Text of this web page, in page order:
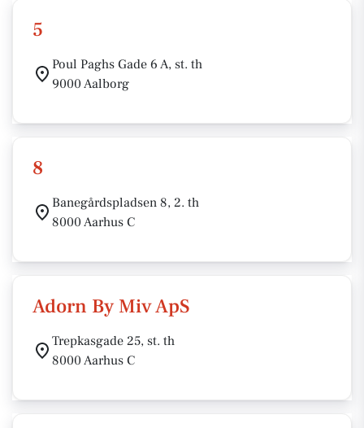
5
Poul Paghs Gade 6 A, st. th
9000 Aalborg
8
Banegårdspladsen 8, 2. th
8000 Aarhus C
Adorn By Miv ApS
Trepkasgade 25, st. th
8000 Aarhus C